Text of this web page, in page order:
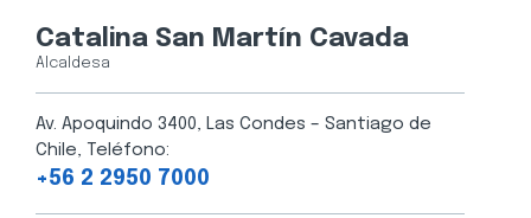
Catalina San Martín Cavada
Alcaldesa
Av. Apoquindo 3400, Las Condes – Santiago de
Chile, Teléfono:
+56 2 2950 7000